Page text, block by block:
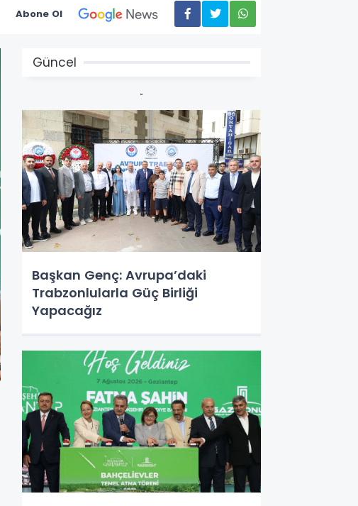
Abone Ol
Güncel
Başkan Genç: Avrupa’daki
Trabzonlularla Güç Birliği
Yapacağız